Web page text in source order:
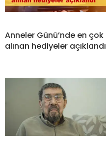
Anneler Günü’nde en çok
alınan hediyeler açıklandı